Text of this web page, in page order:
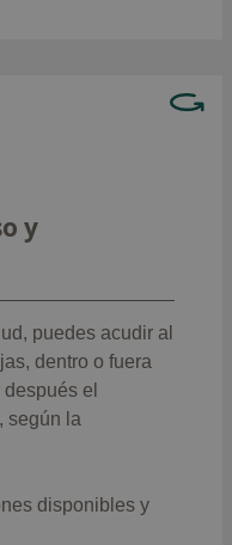
y
puedes acudir al
dentro o fuera
el
según la
disponibles y
para médicos
de DKV, que
Complet
Élite
310.000 euros.
reembolso